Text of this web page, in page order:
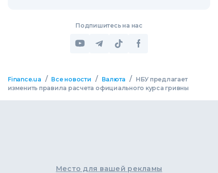
Подпишитесь на нас
Finance.ua / Все новости / Валюта /
НБУ предлагает
изменить правила расчета официального курса гривны
Место для вашей рекламы